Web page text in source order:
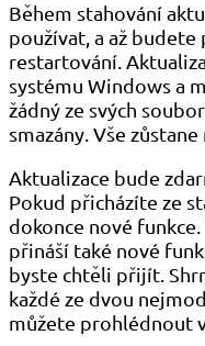
Během stahování
používat, a až
restartování.
systému Windows a
žádný ze svých
smazány. Vše
Aktualizace bude
Pokud přicházíte ze
dokonce nové
přináší také nové
byste chtěli přijít.
každé ze dvou
můžete prohlédnout